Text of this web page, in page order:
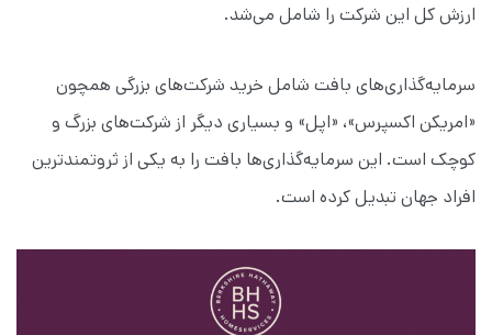
ارزش کل این شرکت را شامل می‌شد.
سرمایه‌گذاری‌های بافت شامل خرید شرکت‌های بزرگی همچون
«امریکن اکسپرس»، «اپل» و بسیاری دیگر از شرکت‌های بزرگ و
کوچک است. این سرمایه‌گذاری‌ها بافت را به یکی از ثروتمندترین
افراد جهان تبدیل کرده است.